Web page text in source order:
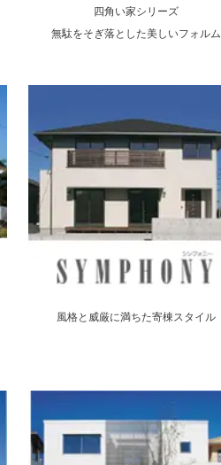
四角い家シリーズ
無駄をそぎ落とした美しいフォルム
風格と威厳に満ちた寄棟スタイル